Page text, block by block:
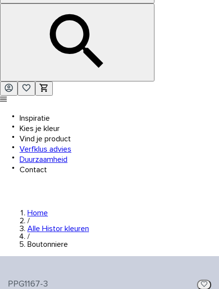
Inspiratie
Kies je kleur
Vind je product
Verfklus advies
Duurzaamheid
Contact
Home
/
Alle Histor kleuren
/
Boutonniere
PPG1167-3